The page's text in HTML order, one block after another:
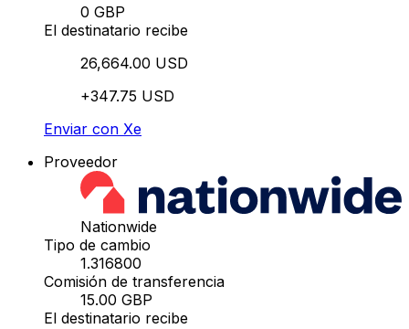
0 GBP
El destinatario recibe
26,664.00 USD
+347.75 USD
Enviar con Xe
Proveedor
Nationwide
Tipo de cambio
1.316800
Comisión de transferencia
15.00 GBP
El destinatario recibe